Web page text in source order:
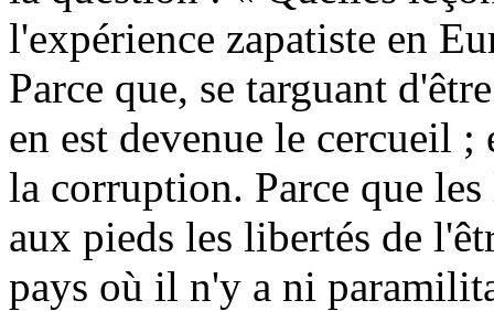
l'expérience zapatiste en
Parce que, se targuant
en est devenue le cercueil
la corruption. Parce que
aux pieds les libertés de
pays où il n'y a ni